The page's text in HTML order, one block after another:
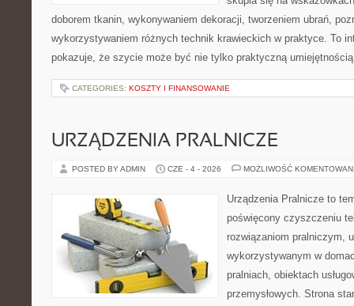
doborem tkanin, wykonywaniem dekoracji, tworzeniem ubrań,
wykorzystywaniem różnych technik krawieckich w praktyce. To
pokazuje, że szycie może być nie tylko praktyczną
CATEGORIES: KOSZTY I FINANSOWANIE
URZĄDZENIA PRALNICZE
POSTED BY ADMIN CZE - 4 - 2026 MOŻLIWOŚĆ
Urządzenia Pralnicze to
poświęcony czyszczeniu
rozwiązaniom pralniczym,
wykorzystywanym w
pralniach, obiektach
przemysłowych. Strona